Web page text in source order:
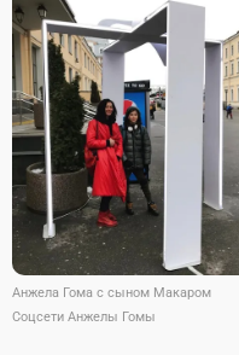
Анжела Гома с сыном Макаром
Соцсети Анжелы Гомы